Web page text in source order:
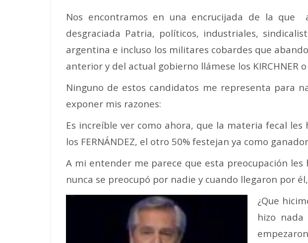
Nos encontramos en una encrucijada de la que
desgraciada Patria, políticos, industriales,
argentina e incluso los militares cobardes que
anterior y del actual gobierno llámese los KIRCHNER o
Ninguno de estos candidatos me representa para
exponer mis razones:
Es increíble ver como ahora, que la materia fecal
los FERNÁNDEZ, el otro 50% festejan ya como
A mi entender me parece que esta preocupación
nunca se preocupó por nadie y cuando llegaron por
¿Que
hizo